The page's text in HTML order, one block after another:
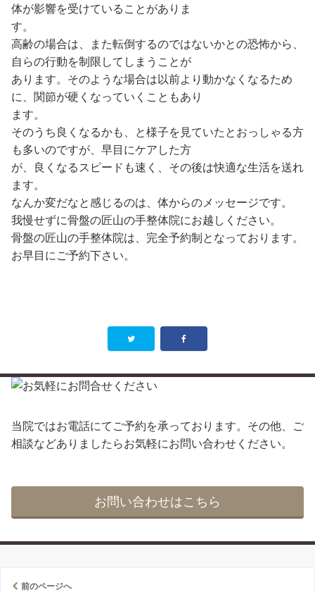
体が影響を受けていることがありま
す。
高齢の場合は、また転倒するのではないかとの恐怖から、
自らの行動を制限してしまうことが
あります。そのような場合は以前より動かなくなるため
に、関節が硬くなっていくこともあり
ます。
そのうち良くなるかも、と様子を見ていたとおっしゃる方
も多いのですが、早目にケアした方
が、良くなるスピードも速く、その後は快適な生活を送れ
ます。
なんか変だなと感じるのは、体からのメッセージです。
我慢せずに骨盤の匠山の手整体院にお越しください。
骨盤の匠山の手整体院は、完全予約制となっております。
お早目にご予約下さい。
当院ではお電話にてご予約を承っております。その他、ご
相談などありましたらお気軽にお問い合わせください。
お問い合わせはこちら
前のページへ